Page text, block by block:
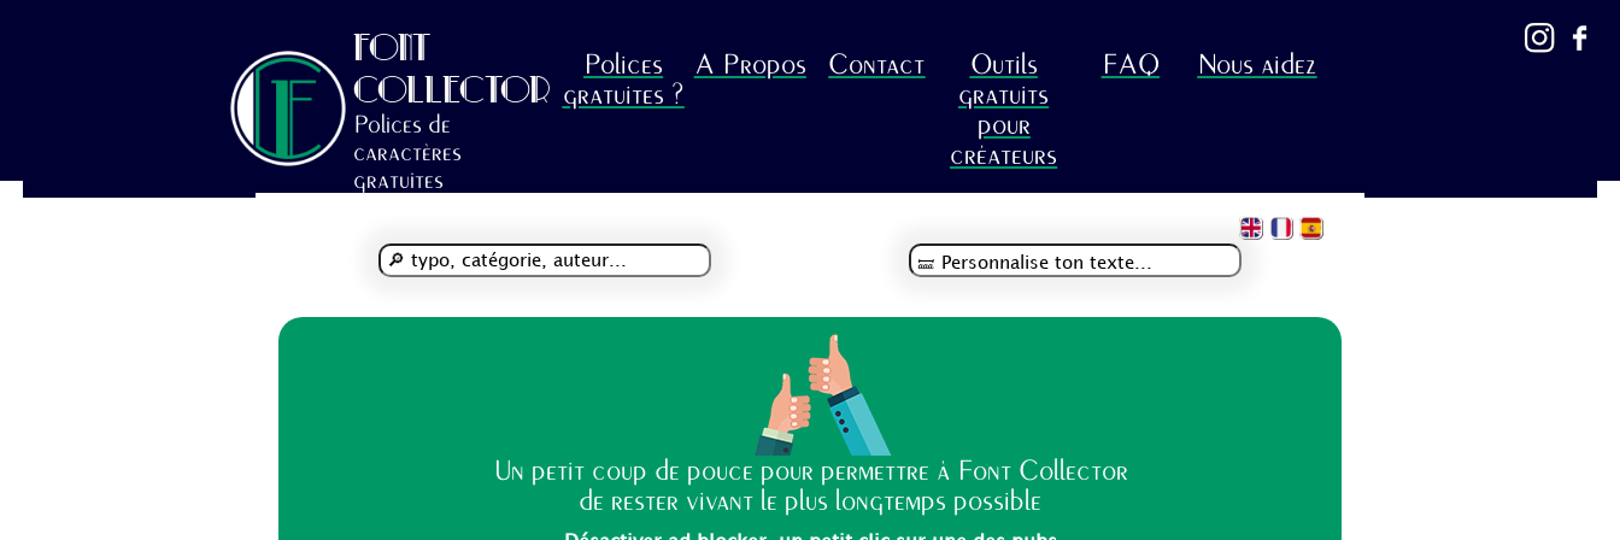
FONT
COLLECTOR
Polices de
caractères
gratuites
Polices
gratuites ?
A Propos Contact
Outils
gratuits
pour
créateurs
FAQ Nous aidez
Un petit coup de pouce pour permettre à Font Collector
de rester vivant le plus longtemps possible